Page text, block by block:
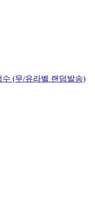
(무/유라벨 랜덤발송)